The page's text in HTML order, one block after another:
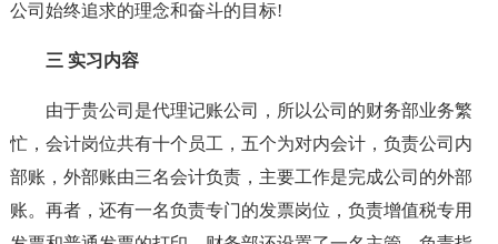
公司始终追求的理念和奋斗的目标!
三 实习内容
由于贵公司是代理记账公司，所以公司的财务部业务繁
忙，会计岗位共有十个员工，五个为对内会计，负责公司内
部账，外部账由三名会计负责，主要工作是完成公司的外部
账。再者，还有一名负责专门的发票岗位，负责增值税专用